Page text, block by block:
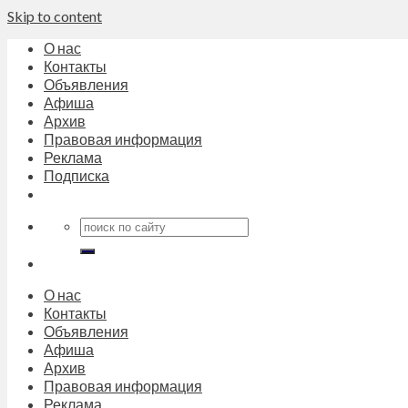
Skip to content
О нас
Контакты
Объявления
Афиша
Архив
Правовая информация
Реклама
Подписка
О нас
Контакты
Объявления
Афиша
Архив
Правовая информация
Реклама